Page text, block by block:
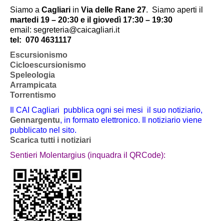
Siamo a Cagliari in Via delle Rane 27. Siamo aperti il
martedi 19 – 20:30 e il giovedì 17:30 – 19:30
email: segreteria@caicagliari.it
tel: 070 4631117
Escursionismo
Cicloescursionismo
Speleologia
Arrampicata
Torrentismo
Il CAI Cagliari pubblica ogni sei mesi il suo notiziario,
Gennargentu, in formato elettronico. Il notiziario viene
pubblicato nel sito.
Scarica tutti i notiziari
Sentieri Molentargius (inquadra il QRCode):